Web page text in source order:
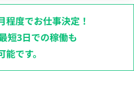
程度でお仕事決定！
短3日での稼働も
能です。